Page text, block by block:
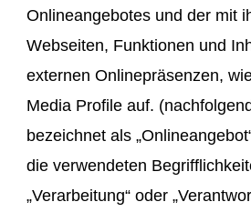
Onlineangebotes und der mit
Webseiten, Funktionen und
externen Onlinepräsenzen,
Media Profile auf.
bezeichnet als
die verwendeten
„Verarbeitung“ oder